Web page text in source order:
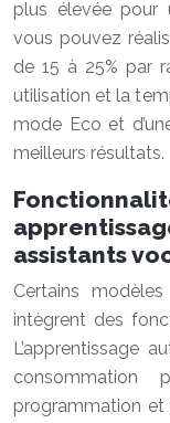
plus élevée pour
vous pouvez
de 15 à 25% par
utilisation et la
mode Eco et
meilleurs résultats.
assistants
Certains
intègrent des
L’apprentissage
consommation
programmation et